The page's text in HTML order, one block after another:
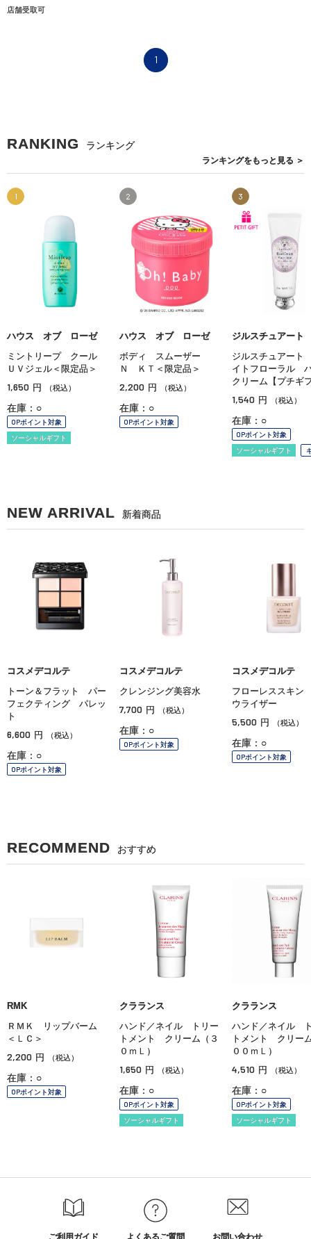
店舗受取可
1
RANKING ランキング
ランキングをもっと見る ＞
1
ハウス オブ ローゼ
ミントリープ クール
ＵＶジェル＜限定品＞
1,650 円 （税込）
在庫：○
OPポイント対象
ソーシャルギフト
2
ハウス オブ ローゼ
ボディ スムーザー
Ｎ ＫＴ＜限定品＞
2,200 円 （税込）
在庫：○
OPポイント対象
3
ジルスチュアート
ジルスチュアー
イトフローラル
クリーム【プチギ
1,540 円 （税込）
在庫：○
OPポイント対象
ソーシャルギフト
NEW ARRIVAL 新着商品
コスメデコルテ
トーン＆フラット パー
フェクティング パレッ
ト
6,600 円 （税込）
在庫：○
OPポイント対象
コスメデコルテ
クレンジング美容水
7,700 円 （税込）
在庫：○
OPポイント対象
コスメデコルテ
フローレススキ
ウライザー
5,500 円 （税込）
在庫：○
OPポイント対象
RECOMMEND おすすめ
RMK
ＲＭＫ リップバーム
＜ＬＣ＞
2,200 円 （税込）
在庫：○
OPポイント対象
クラランス
ハンド／ネイル トリー
トメント クリーム（３
０ｍＬ）
1,650 円 （税込）
在庫：○
OPポイント対象
ソーシャルギフト
クラランス
ハンド／ネイル
トメント クリー
００ｍＬ）
4,510 円 （税込）
在庫：○
OPポイント対象
ソーシャルギフト
ご利用ガイド よくあるご質問 お問い合わせ